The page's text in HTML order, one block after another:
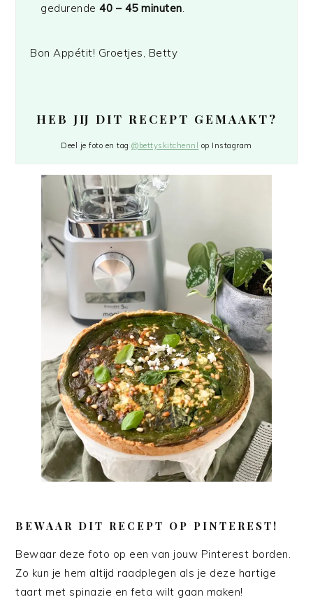
gedurende40 – 45 minuten.
Bon Appétit! Groetjes, Betty
HEB JIJ DIT RECEPT GEMAAKT?
Deel je foto en tag@bettyskitchennl op Instagram
BEWAAR DIT RECEPT OP PINTEREST!
Bewaar deze foto op een van jouw Pinterest borden.
Zo kun je hem altijd raadplegen als je deze hartige
taart met spinazie en feta wilt gaan maken!